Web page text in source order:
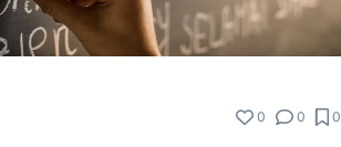
0 0 0